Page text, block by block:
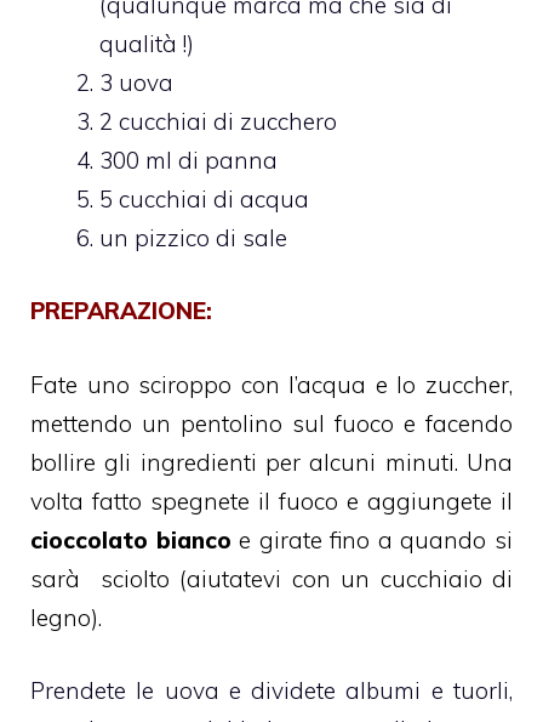
qualità !)
3 uova
2 cucchiai di zucchero
300 ml di panna
5 cucchiai di acqua
un pizzico di sale
PREPARAZIONE:
Fate uno sciroppo con l’acqua e lo zuccher,
mettendo un pentolino sul fuoco e facendo
bollire gli ingredienti per alcuni minuti. Una
volta fatto spegnete il fuoco e aggiungete il
cioccolato bianco e girate fino a quando si
sarà sciolto (aiutatevi con un cucchiaio di
legno).
Prendete le uova e dividete albumi e tuorli,